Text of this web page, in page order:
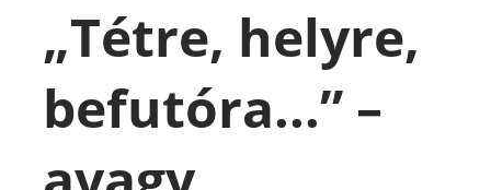
„Tétre, helyre,
befutóra...” –